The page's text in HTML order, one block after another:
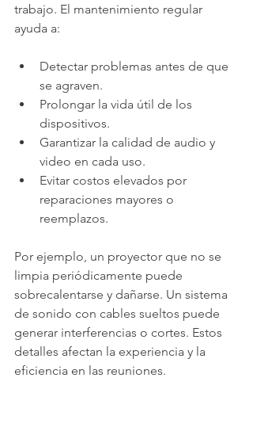
trabajo. El mantenimiento regular
ayuda a:
Detectar problemas antes de que
se agraven.
Prolongar la vida útil de los
dispositivos.
Garantizar la calidad de audio y
video en cada uso.
Evitar costos elevados por
reparaciones mayores o
reemplazos.
Por ejemplo, un proyector que no se
limpia periódicamente puede
sobrecalentarse y dañarse. Un sistema
de sonido con cables sueltos puede
generar interferencias o cortes. Estos
detalles afectan la experiencia y la
eficiencia en las reuniones.